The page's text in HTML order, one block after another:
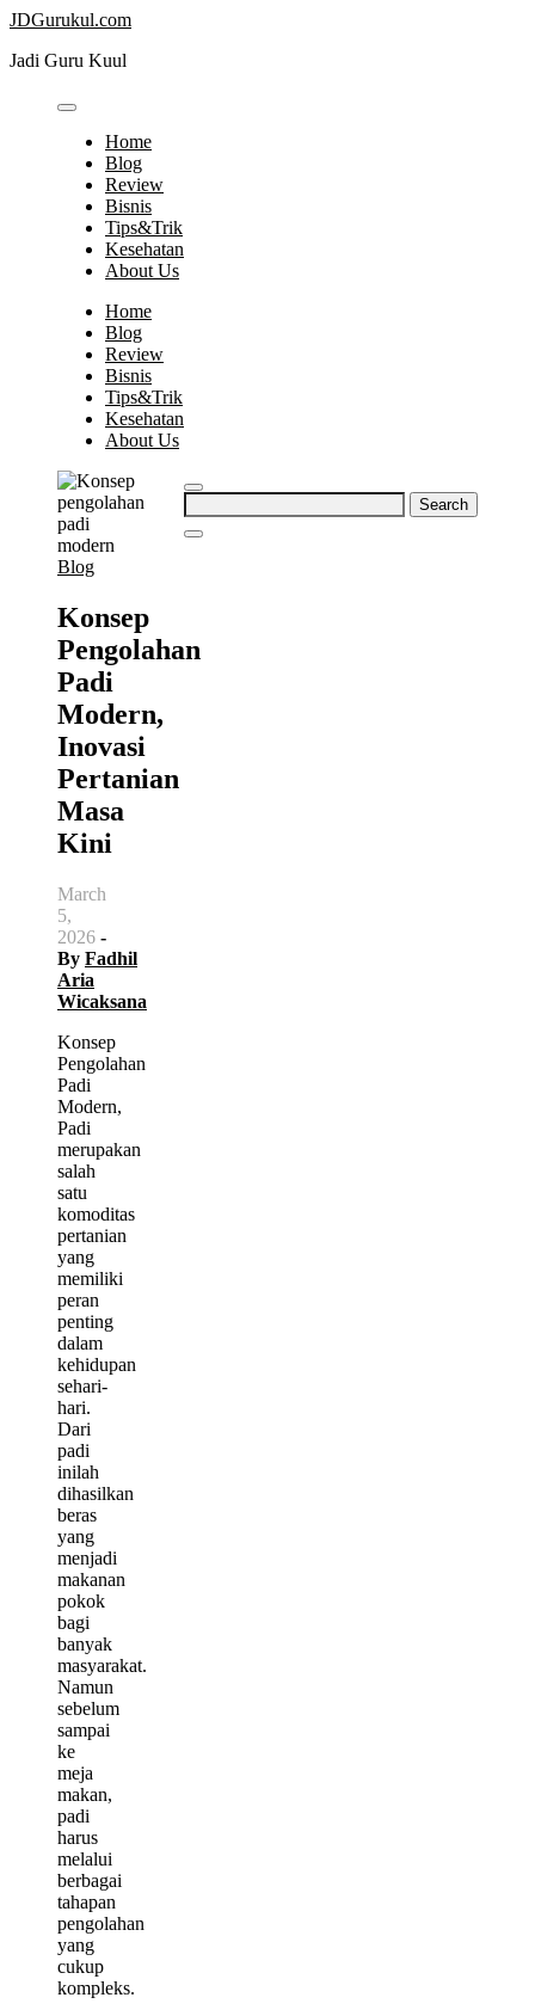
Skip
content
JDGurukul.com
Jadi Guru Kuul
Home
Blog
Review
Bisnis
Tips&Trik
Kesehatan
About Us
Home
Blog
Review
Bisnis
Tips&Trik
Kesehatan
About Us
Search
for:
Blog
Konsep
Pengolahan
Padi
Modern,
Inovasi
Pertanian
Masa
Kini
March
5,
2026 -
By Fadhil
Aria
Wicaksana
Konsep
Pengolahan
Padi
Modern,
Padi
merupakan
salah
satu
komoditas
pertanian
yang
memiliki
peran
penting
dalam
kehidupan
sehari-
hari.
Dari
padi
inilah
dihasilkan
beras
yang
menjadi
makanan
pokok
bagi
banyak
masyarakat.
Namun
sebelum
sampai
ke
meja
makan,
padi
harus
melalui
berbagai
tahapan
pengolahan
yang
cukup
kompleks.